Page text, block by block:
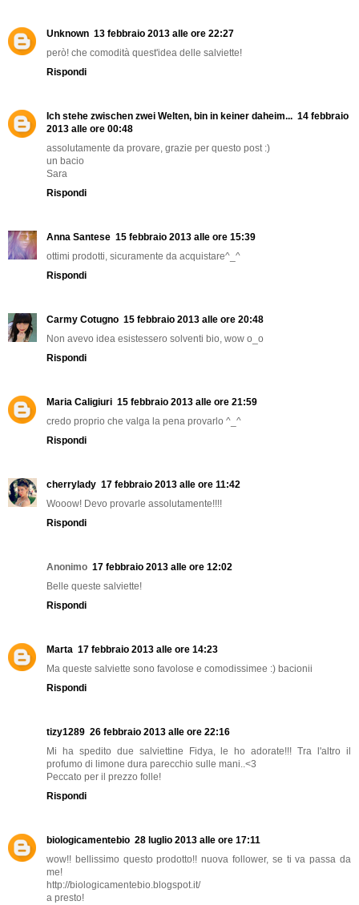
Unknown 13 febbraio 2013 alle ore 22:27
però! che comodità quest'idea delle salviette!
Rispondi
Ich stehe zwischen zwei Welten, bin in keiner daheim... 14 febbraio
2013 alle ore 00:48
assolutamente da provare, grazie per questo post :)
un bacio
Sara
Rispondi
Anna Santese 15 febbraio 2013 alle ore 15:39
ottimi prodotti, sicuramente da acquistare^_^
Rispondi
Carmy Cotugno 15 febbraio 2013 alle ore 20:48
Non avevo idea esistessero solventi bio, wow o_o
Rispondi
Maria Caligiuri 15 febbraio 2013 alle ore 21:59
credo proprio che valga la pena provarlo ^_^
Rispondi
cherrylady 17 febbraio 2013 alle ore 11:42
Wooow! Devo provarle assolutamente!!!!
Rispondi
Anonimo 17 febbraio 2013 alle ore 12:02
Belle queste salviette!
Rispondi
Marta 17 febbraio 2013 alle ore 14:23
Ma queste salviette sono favolose e comodissimee :) bacionii
Rispondi
tizy1289 26 febbraio 2013 alle ore 22:16
Mi ha spedito due salviettine Fidya, le ho adorate!!! Tra l'altro il
profumo di limone dura parecchio sulle mani..<3
Peccato per il prezzo folle!
Rispondi
biologicamentebio 28 luglio 2013 alle ore 17:11
wow!! bellissimo questo prodotto!! nuova follower, se ti va passa da
me!
http://biologicamentebio.blogspot.it/
a presto!